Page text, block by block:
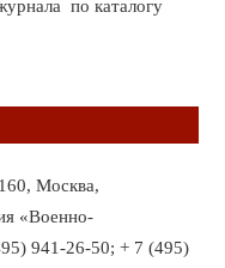
по каталогу
Москва,
«Военно-
941-26-50; + 7 (495)